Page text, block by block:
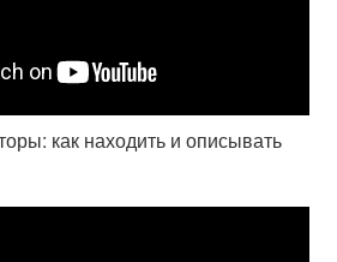
как находить и описывать